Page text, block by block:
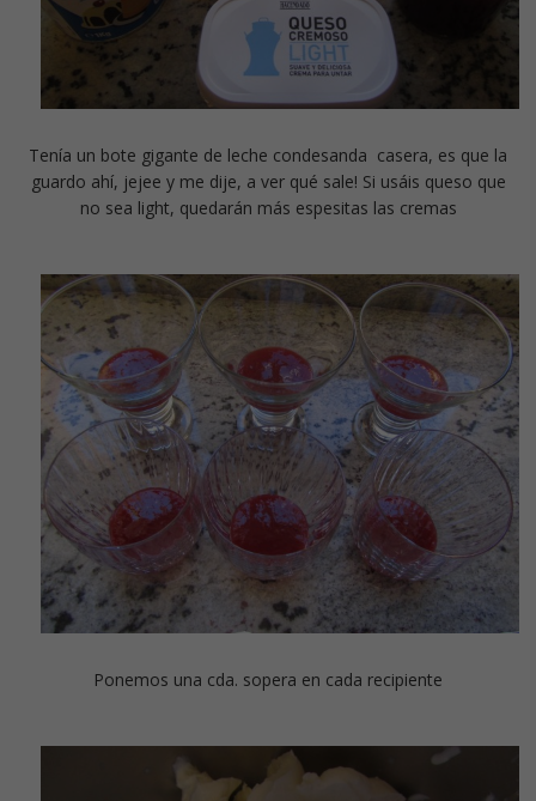
Tenía un bote gigante de leche condesanda casera, es que la
guardo ahí, jejee y me dije, a ver qué sale! Si usáis queso que
no sea light, quedarán más espesitas las cremas
Ponemos una cda. sopera en cada recipiente